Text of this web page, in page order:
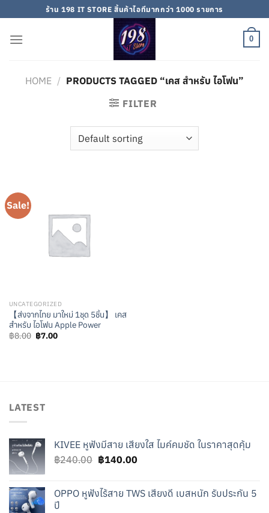
to
content
ร้าน 198 IT STORE สิ้นค้าไอทีมากกว่า 1000 รายการ
0
HOME / PRODUCTS TAGGED “เคส สำหรับ ไอโฟน”
FILTER
Sale!
UNCATEGORIZED
【ส่งจากไทย มาใหม่ 1ชุด 5ชิ้น】 เคส
สำหรับ ไอโฟน Apple Power
฿8.00 Original
price
฿7.00Current
LATEST
KIVEE หูฟังมีสาย เสียงใส ไมค์คมชัด ในราคาสุดคุ้ม
฿240.00 Original
฿240.00.
฿140.00Current
฿140.00.
OPPO หูฟังไร้สาย TWS เสียงดี เบสหนัก รับประกัน 5
ปี